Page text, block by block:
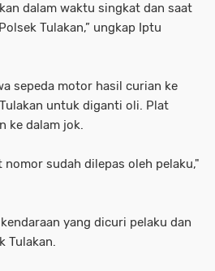
dalam waktu singkat dan saat
Tulakan,” ungkap Iptu
sepeda motor hasil curian ke
untuk diganti oli. Plat
ke dalam jok.
sudah dilepas oleh pelaku,"
yang dicuri pelaku dan
Tulakan.